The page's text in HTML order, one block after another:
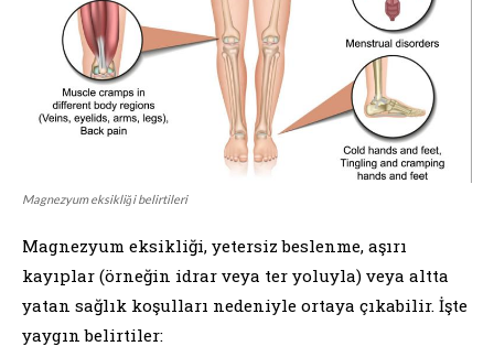
Magnezyum eksikliği belirtileri
Magnezyum eksikliği, yetersiz beslenme, aşırı
kayıplar (örneğin idrar veya ter yoluyla) veya altta
yatan sağlık koşulları nedeniyle ortaya çıkabilir. İşte
yaygın belirtiler: